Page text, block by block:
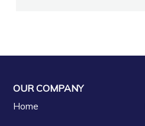
OUR COMPANY
Home